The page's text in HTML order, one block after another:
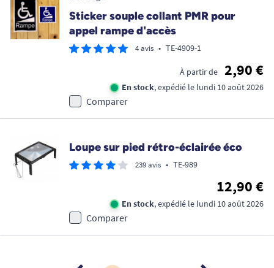
Sticker souple collant PMR pour
appel rampe d'accès
4 avis • TE-4909-1
À partir de 2,90 €
En stock, expédié le lundi 10 août 2026
Comparer
Loupe sur pied rétro-éclairée éco
239 avis • TE-989
12,90 €
En stock, expédié le lundi 10 août 2026
Comparer